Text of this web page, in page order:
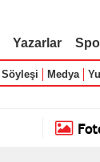
Yazarlar
Söyleşi Medya